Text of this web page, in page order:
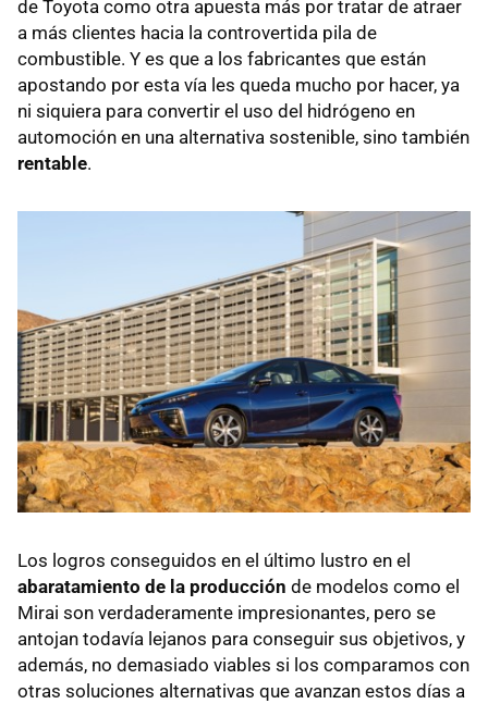
de Toyota como otra apuesta más por tratar de atraer
a más clientes hacia la controvertida pila de
combustible. Y es que a los fabricantes que están
apostando por esta vía les queda mucho por hacer, ya
ni siquiera para convertir el uso del hidrógeno en
automoción en una alternativa sostenible, sino también
rentable.
Los logros conseguidos en el último lustro en el
abaratamiento de la producción de modelos como el
Mirai son verdaderamente impresionantes, pero se
antojan todavía lejanos para conseguir sus objetivos, y
además, no demasiado viables si los comparamos con
otras soluciones alternativas que avanzan estos días a